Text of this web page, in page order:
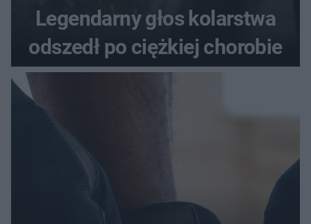
Legendarny głos kolarstwa
odszedł po ciężkiej chorobie